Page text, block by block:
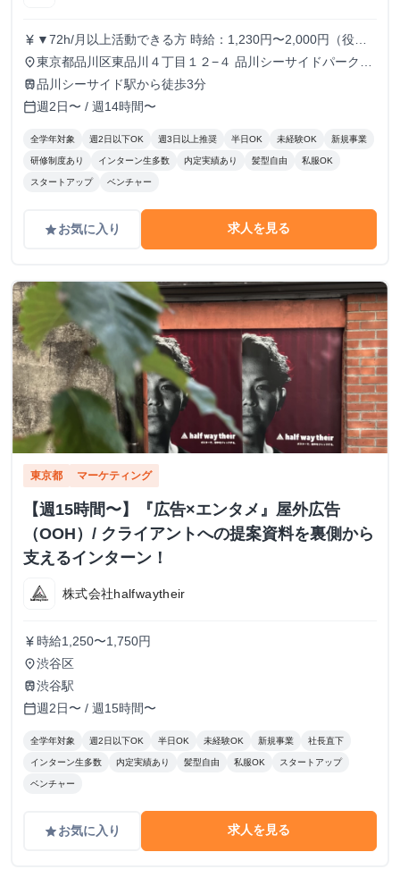
currency_yen ▼72h/月以上活動できる方 時給：1,230円〜2,000円（役職
により変動） ▼56h/月以上72h/月未満活動できる方 時給：
1,230円〜1,780円（役職により変動） ▼56h/月未満活動で
ンティブの支給があります。
place東京都品川区東品川４丁目１２−４ 品川シーサイドパークタ
ワー 11F
train品川シーサイド駅から徒歩3分
calendar_today週2日〜 / 週14時間〜
全学年対象 週2日以下OK 週3日以上推奨 半日OK 未経験OK 新規事業
研修制度あり インターン生多数 内定実績あり 髪型自由 私服OK
スタートアップ ベンチャー
gradeお気に入り 求人を見る
東京都 マーケティング
【週15時間〜】『広告×エンタメ』屋外広告
（OOH）/ クライアントへの提案資料を裏側から
支えるインターン！
株式会社halfwaytheir
currency_yen 時給1,250〜1,750円
place渋谷区
train渋谷駅
calendar_today週2日〜 / 週15時間〜
全学年対象 週2日以下OK 半日OK 未経験OK 新規事業 社長直下
インターン生多数 内定実績あり 髪型自由 私服OK スタートアップ
ベンチャー
gradeお気に入り 求人を見る